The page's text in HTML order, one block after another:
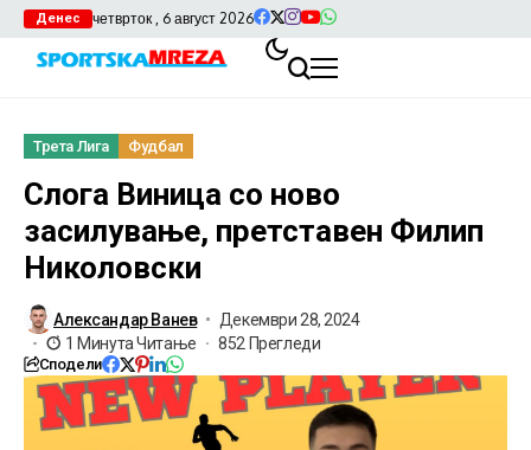
Денес четврток , 6 август 2026
Трета Лига Фудбал
Слога Виница со ново
засилување, претставен Филип
Николовски
Александар Ванев
Декември 28, 2024
1 Минута Читање
852 Прегледи
Сподели